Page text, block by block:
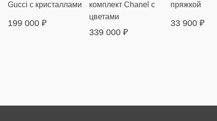
Gucci с кристаллами
199 000 ₽
комплект Chanel с
цветами
339 000 ₽
пряжкой
33 900 ₽